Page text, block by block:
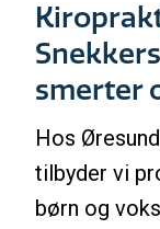
smerter
Hos
tilbyder vi
børn og